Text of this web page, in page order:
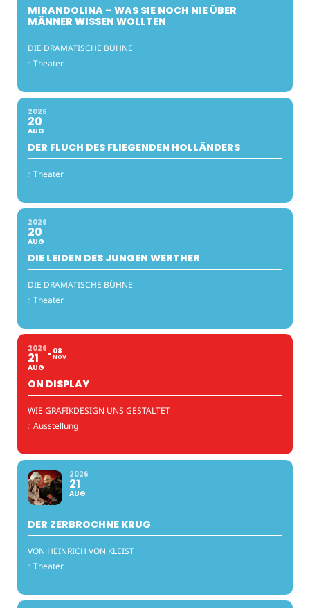
MIRANDOLINA – WAS SIE NOCH NIE ÜBER
MÄNNER WISSEN WOLLTEN
DIE DRAMATISCHE BÜHNE
: Theater
2026
20
AUG
DER FLUCH DES FLIEGENDEN HOLLÄNDERS
: Theater
2026
20
AUG
DIE LEIDEN DES JUNGEN WERTHER
DIE DRAMATISCHE BÜHNE
: Theater
2026
21
AUG
08
NOV
ON DISPLAY
WIE GRAFIKDESIGN UNS GESTALTET
: Ausstellung
2026
21
AUG
DER ZERBROCHNE KRUG
VON HEINRICH VON KLEIST
: Theater